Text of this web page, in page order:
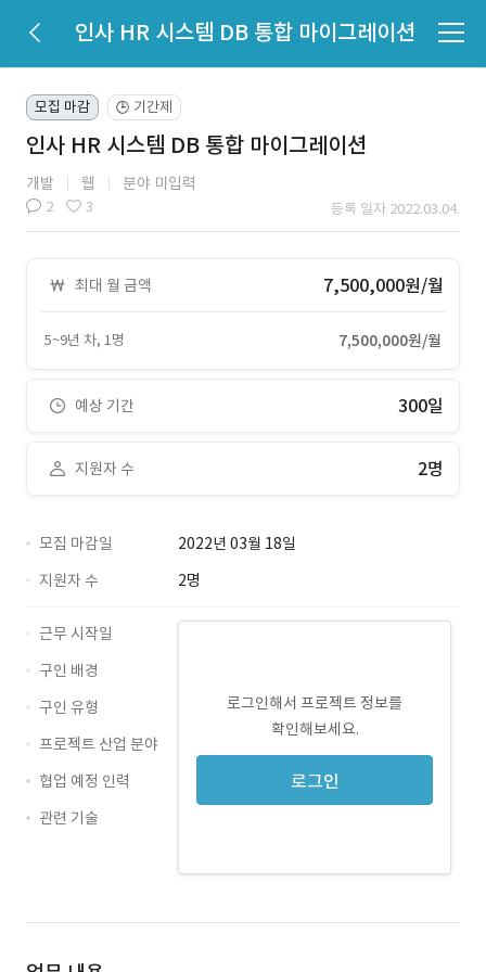
인사 HR 시스템 DB 통합 마이그레이션
모집 마감 🕒 기간제
인사 HR 시스템 DB 통합 마이그레이션
개발 웹 분야 미입력
2 3 등록 일자 2022.03.04.
최대 월 금액 7,500,000원/월
5~9년 차, 1명 7,500,000원/월
예상 기간 300일
지원자 수 2명
모집 마감일
2022년 03월 18일
지원자 수
2명
로그인해서 프로젝트 정보를
확인해보세요.
로그인
근무 시작일
구인 배경
구인 유형
프로젝트 산업 분야
협업 예정 인력
관련 기술